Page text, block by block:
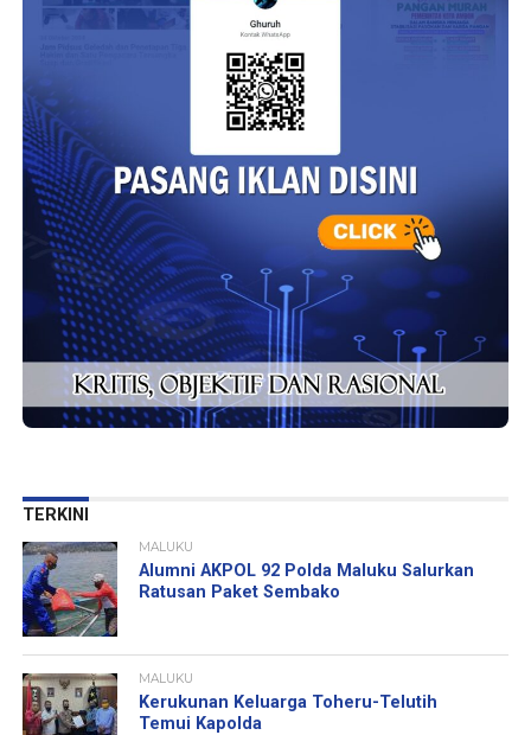
TERKINI
MALUKU
Alumni AKPOL 92 Polda Maluku Salurkan
Ratusan Paket Sembako
MALUKU
Kerukunan Keluarga Toheru-Telutih
Temui Kapolda